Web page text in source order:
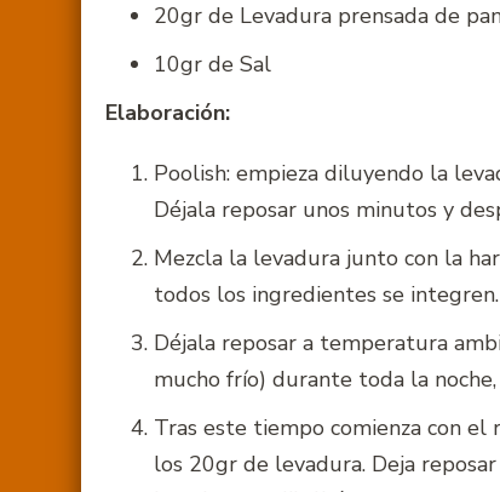
20gr de Levadura prensada de
10gr de Sal
Elaboración:
Poolish: empieza diluyendo la
Déjala reposar unos minutos y
Mezcla la levadura junto con la
todos los ingredientes se integren.
Déjala reposar a temperatura
mucho frío) durante toda la noche,
Tras este tiempo comienza con
los 20gr de levadura. Deja